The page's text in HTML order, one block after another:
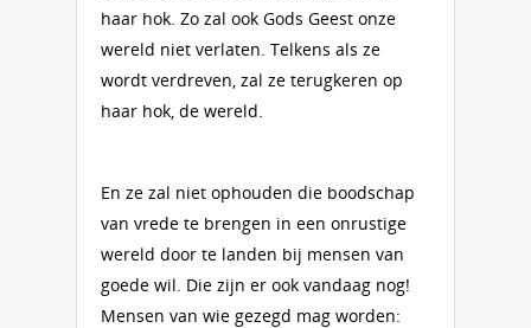
haar hok. Zo zal ook Gods Geest onze
wereld niet verlaten. Telkens als ze
wordt verdreven, zal ze terugkeren op
haar hok, de wereld.
En ze zal niet ophouden die boodschap
van vrede te brengen in een onrustige
wereld door te landen bij mensen van
goede wil. Die zijn er ook vandaag nog!
Mensen van wie gezegd mag worden: